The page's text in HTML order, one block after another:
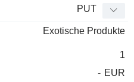
PUT
Exotische Produkte
1
- EUR